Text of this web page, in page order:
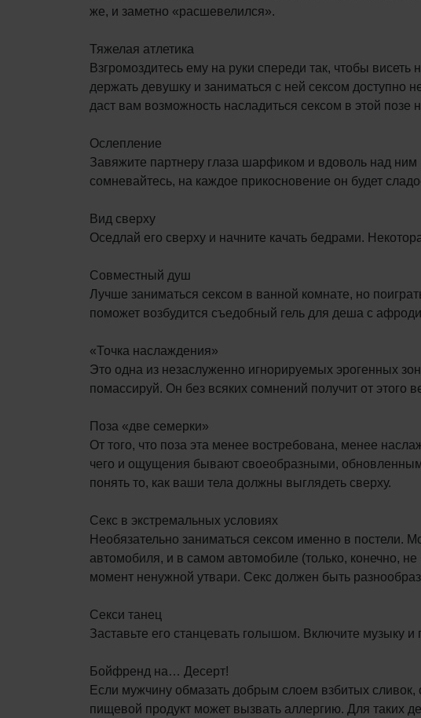
же, и заметно «расшевелился».
Тяжелая атлетика
Взгромоздитесь ему на руки спереди так, чтобы
держать девушку и заниматься с ней сексом доступно
даст вам возможность насладиться сексом в этой позе
Ослепление
Завяжите партнеру глаза шарфиком и вдоволь над ним
сомневайтесь, на каждое прикосновение он будет
Вид сверху
Оседлай его сверху и начните качать бедрами.
Совместный душ
Лучше заниматься сексом в ванной комнате, но
поможет возбудится съедобный гель для деша с
«Точка наслаждения»
Это одна из незаслуженно игнорируемых эрогенных
помассируй. Он без всяких сомнений получит от этого
Поза «две семерки»
От того, что поза эта менее востребована, менее
чего и ощущения бывают своеобразными,
понять то, как ваши тела должны выглядеть сверху.
Секс в экстремальных условиях
Необязательно заниматься сексом именно в постели.
автомобиля, и в самом автомобиле (только, конечно,
момент ненужной утвари. Секс должен быть
Секси танец
Заставьте его станцевать голышом. Включите музыку
Бойфренд на… Десерт!
Если мужчину обмазать добрым слоем взбитых сливок,
пищевой продукт может вызвать аллергию. Для таких